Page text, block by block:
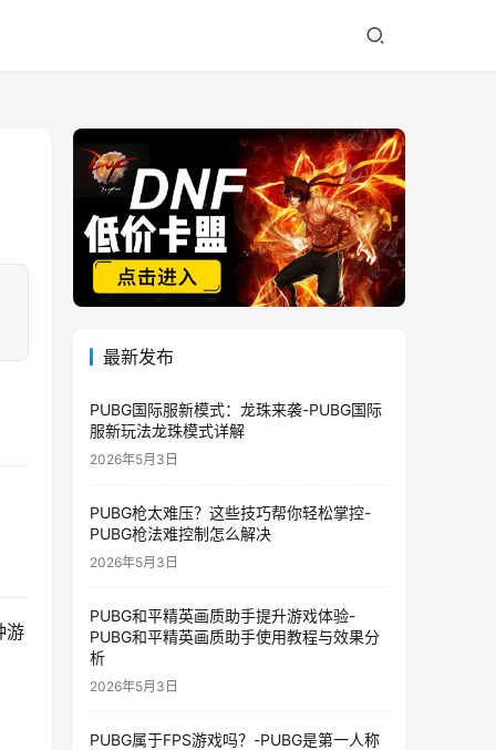
游
最新发布
PUBG国际服新模式：龙珠来袭-PUBG国际
服新玩法龙珠模式详解
2026年5月3日
PUBG枪太难压？这些技巧帮你轻松掌控-
PUBG枪法难控制怎么解决
2026年5月3日
PUBG和平精英画质助手提升游戏体验-
PUBG和平精英画质助手使用教程与效果分
析
2026年5月3日
PUBG属于FPS游戏吗？-PUBG是第一人称